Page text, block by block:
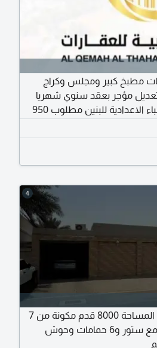
للبيع 5 غرف و4 حمامات مطبخ كبير ومجلس وكراج
تعديل مؤجر بعقد سنوي شهريا
7000 درهم الفيلا مقابلة مدرسة الشهباء الاعدادية للبنين مطلوب 950
4
فيلا للبيع في الشارقة منطقة الشهباء المساحة 8000 قدم مكونة من 7
غرف نوم وصالة ومجلس ومطبخ كبير مع ستور و6 حمامات وحوش